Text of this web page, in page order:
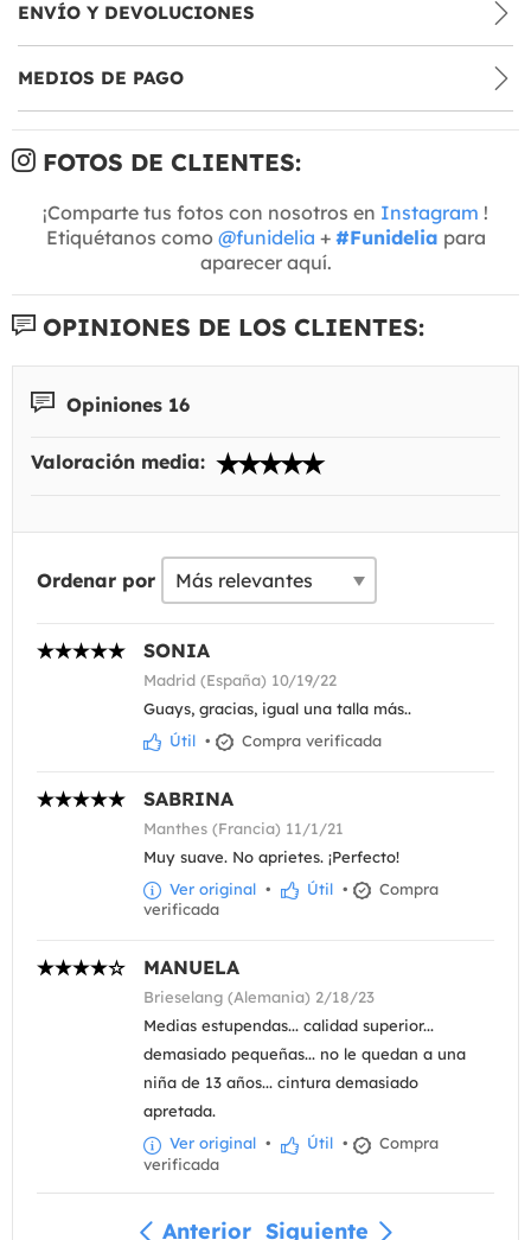
ENVÍO Y DEVOLUCIONES
MEDIOS DE PAGO
FOTOS DE CLIENTES:
¡Comparte tus fotos con nosotros en Instagram !
Etiquétanos como @funidelia + #Funidelia para
aparecer aquí.
OPINIONES DE LOS CLIENTES:
Opiniones 16
Valoración media:
Ordenar por
SONIA
Madrid (España) 10/19/22
Guays, gracias, igual una talla más..
Útil • Compra verificada
SABRINA
Manthes (Francia) 11/1/21
Muy suave. No aprietes. ¡Perfecto!
Ver original • Útil •
Compra
verificada
MANUELA
Brieselang (Alemania) 2/18/23
Medias estupendas... calidad superior...
demasiado pequeñas... no le quedan a una
niña de 13 años... cintura demasiado
apretada.
Ver original • Útil •
Compra
verificada
Anterior Siguiente